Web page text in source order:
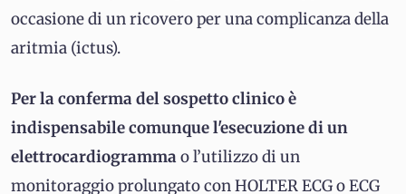
occasione di un ricovero per una complicanza della
aritmia (ictus).
Per la conferma del sospetto clinico è
indispensabile comunque l'esecuzione di un
elettrocardiogrammao l’utilizzo di un
monitoraggio prolungato con HOLTER ECG o ECG